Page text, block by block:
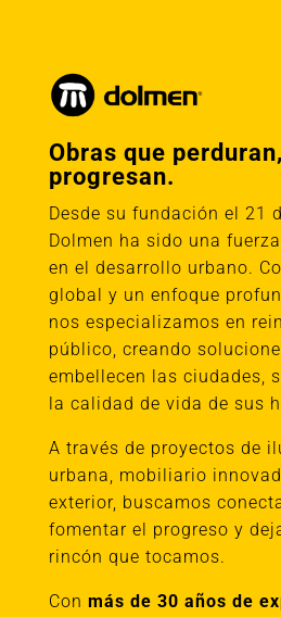
Obras que
progresan.
Desde su fundación el 21
Dolmen ha sido una
en el desarrollo urbano.
global y un enfoque
nos especializamos en
público, creando
embellecen las ciudades,
la calidad de vida de sus
A través de proyectos de
urbana, mobiliario
exterior, buscamos
fomentar el progreso y
rincón que tocamos.
Con más de 30 años de